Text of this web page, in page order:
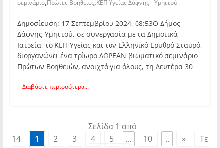
σεμινάριο Πρώτες Βοήθειες ΚΕΠ Υγείας Δάφνης - Υμηττού
Δημοσίευση: 17 Σεπτεμβρίου 2024, 08:53Ο Δήμος
Δάφνης-Υμηττού, σε συνεργασία με τα Δημοτικά
Ιατρεία, το ΚΕΠ Υγείας και τον Ελληνικό Ερυθρό Σταυρό,
διοργανώνει ένα τρίωρο ΔΩΡΕΑΝ βιωματικό σεμινάριο
Πρώτων Βοηθειών, ανοιχτό για όλους, τη Δευτέρα 30
Διαβάστε περισσότερα...
Σελίδα 1 από
14
1 2 3 4 5 ... 10 ... »
Τε